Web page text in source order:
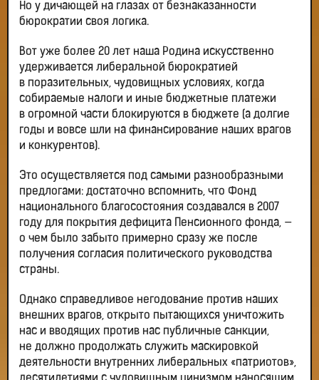
Но у дичающей на глазах от безнаказанности
бюрократии своя логика.
Вот уже более 20 лет наша Родина искусственно
удерживается либеральной бюрократией
в поразительных, чудовищных условиях, когда
собираемые налоги и иные бюджетные платежи
в огромной части блокируются в бюджете (а долгие
годы и вовсе шли на финансирование наших врагов
и конкурентов).
Это осуществляется под самыми разнообразными
предлогами: достаточно вспомнить, что Фонд
национального благосостояния создавался в 2007
году для покрытия дефицита Пенсионного фонда, —
о чем было забыто примерно сразу же после
получения согласия политического руководства
страны.
Однако справедливое негодование против наших
внешних врагов, открыто пытающихся уничтожить
нас и вводящих против нас публичные санкции,
не должно продолжать служить маскировкой
деятельности внутренних либеральных «патриотов»,